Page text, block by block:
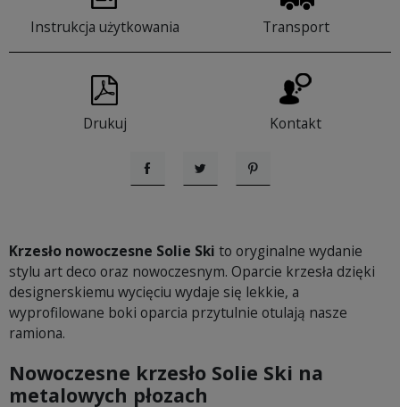
Instrukcja użytkowania Transport
Drukuj Kontakt
UdostępnijTweetujPinterest
Krzesło nowoczesne Solie Ski to oryginalne wydanie
stylu art deco oraz nowoczesnym. Oparcie krzesła dzięki
designerskiemu wycięciu wydaje się lekkie, a
wyprofilowane boki oparcia przytulnie otulają nasze
ramiona.
Nowoczesne krzesło Solie Ski na
metalowych płozach